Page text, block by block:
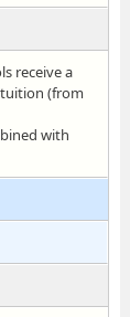
receive a
(from
with